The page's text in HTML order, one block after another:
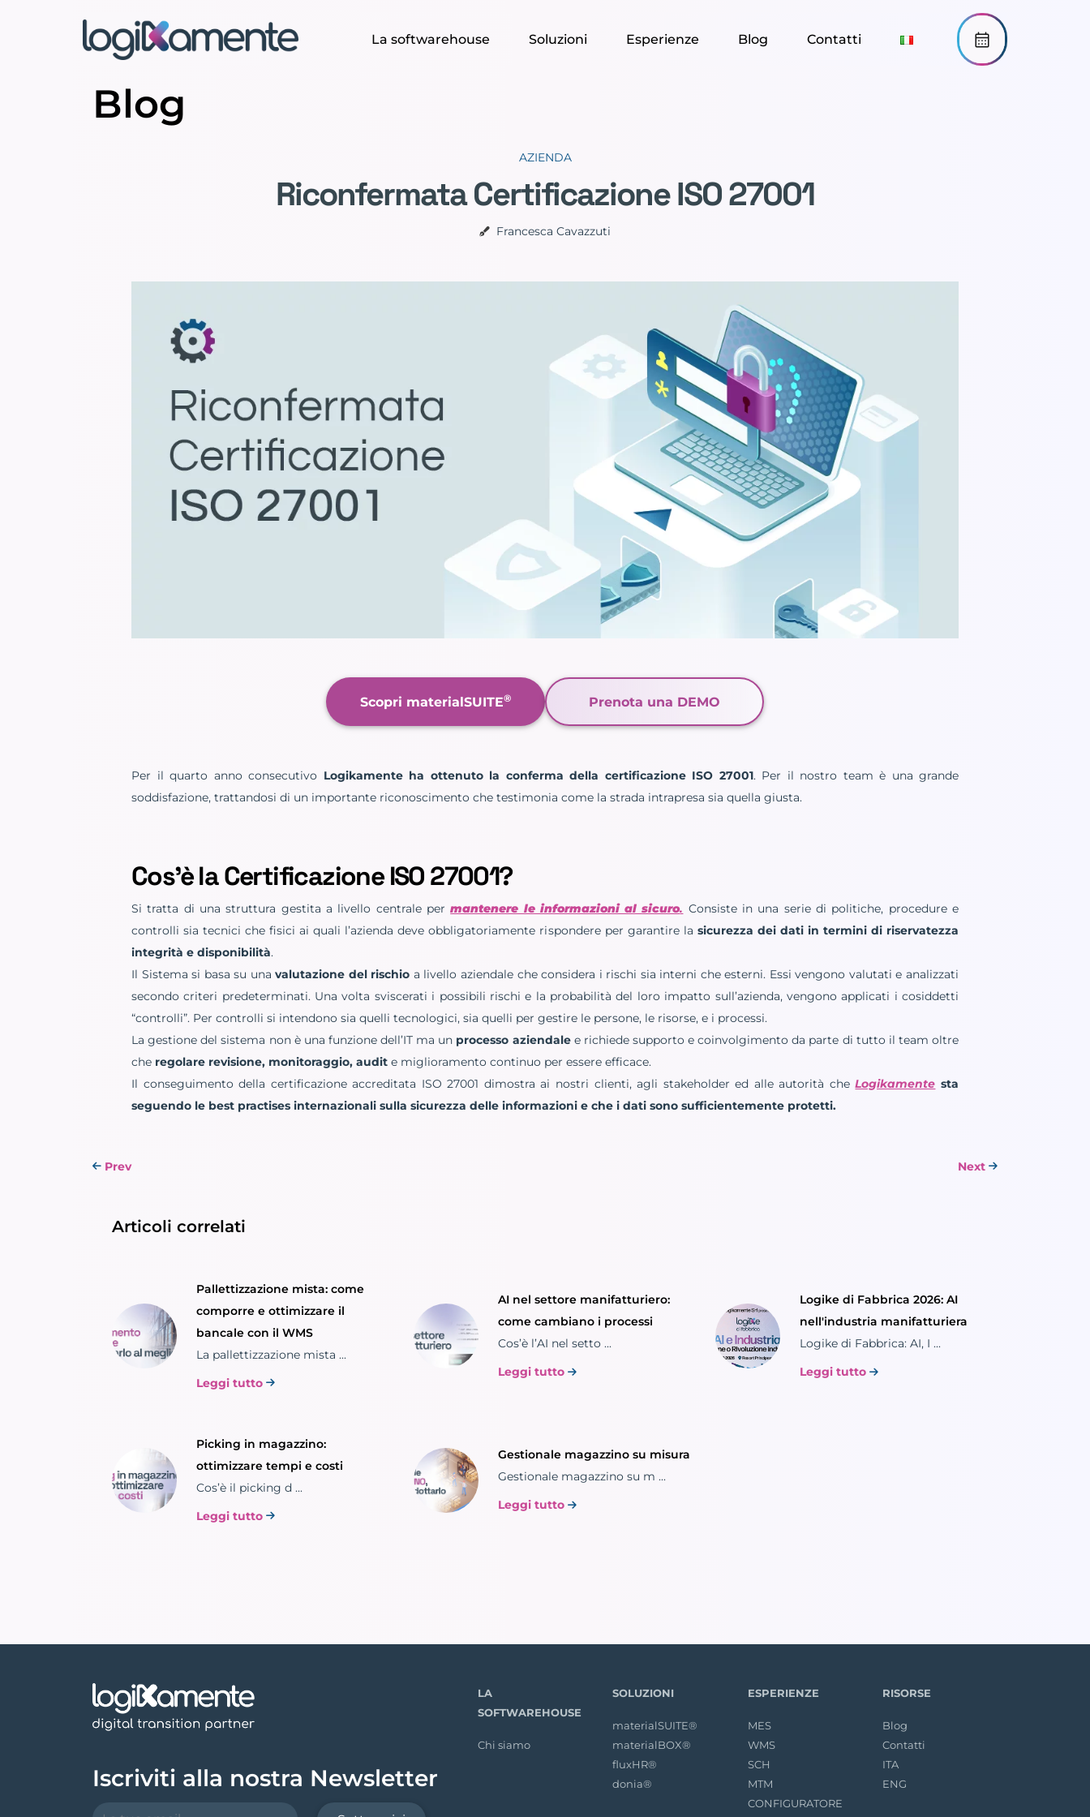
La softwarehouse Soluzioni Esperienze Blog Contatti
Blog
AZIENDA
Riconfermata Certificazione ISO 27001
Francesca Cavazzuti
Scopri materialSUITE® Prenota una DEMO
Per il quarto anno consecutivo Logikamente ha ottenuto la conferma della certificazione ISO 27001. Per il nostro team è una grande
soddisfazione, trattandosi di un importante riconoscimento che testimonia come la strada intrapresa sia quella giusta.
Cos’è la Certificazione ISO 27001?
Si tratta di una struttura gestita a livello centrale permantenere le informazioni al sicuro. Consiste in una serie di politiche, procedure e
controlli sia tecnici che fisici ai quali l’azienda deve obbligatoriamente rispondere per garantire la sicurezza dei dati in termini di riservatezza
integrità e disponibilità.
Il Sistema si basa su unavalutazione del rischio a livello aziendale che considera i rischi sia interni che esterni. Essi vengono valutati e analizzati
secondo criteri predeterminati. Una volta sviscerati i possibili rischi e la probabilità del loro impatto sull’azienda, vengono applicati i cosiddetti
“controlli”. Per controlli si intendono sia quelli tecnologici, sia quelli per gestire le persone, le risorse, e i processi.
La gestione del sistema non è una funzione dell’IT ma un processo aziendalee richiede supporto e coinvolgimento da parte di tutto il team oltre
che regolare revisione, monitoraggio, audit e miglioramento continuo per essere efficace.
Il conseguimento della certificazione accreditata ISO 27001 dimostra ai nostri clienti, agli stakeholder ed alle autorità cheLogikamente sta
seguendo le best practises internazionali sulla sicurezza delle informazioni e che i dati sono sufficientemente protetti.
Prev Next
Articoli correlati
Pallettizzazione mista: come
comporre e ottimizzare il
bancale con il WMS
La pallettizzazione mista ...
Leggi tutto
AI nel settore manifatturiero:
come cambiano i processi
Cos’è l’AI nel setto ...
Leggi tutto
Logike di Fabbrica 2026: AI
nell'industria manifatturiera
Logike di Fabbrica: AI, I ...
Leggi tutto
Picking in magazzino:
ottimizzare tempi e costi
Cos’è il picking d ...
Leggi tutto
Gestionale magazzino su misura
Gestionale magazzino su m ...
Leggi tutto
Iscriviti alla nostra Newsletter
LA
SOFTWAREHOUSE
Chi siamo
SOLUZIONI
materialSUITE®
materialBOX®
fluxHR®
donia®
ESPERIENZE
MES
WMS
SCH
MTM
CONFIGURATORE
RISORSE
Blog
Contatti
ITA
ENG